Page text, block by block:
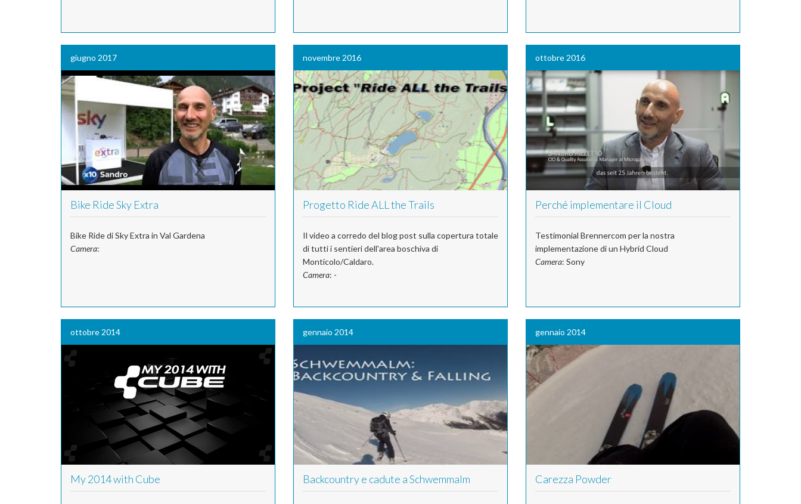
giugno 2017
Bike Ride Sky Extra
Bike Ride di Sky Extra in Val Gardena
Camera:
novembre 2016
Progetto Ride ALL the Trails
Il video a corredo del blog post sulla copertura totale
di tutti i sentieri dell'area boschiva di
Monticolo/Caldaro.
Camera: -
ottobre 2016
Perché implementare il Cloud
Testimonial Brennercom per la nostra
implementazione di un Hybrid Cloud
Camera: Sony
ottobre 2014
My 2014 with Cube
gennaio 2014
Backcountry e cadute a Schwemmalm
gennaio 2014
Carezza Powder